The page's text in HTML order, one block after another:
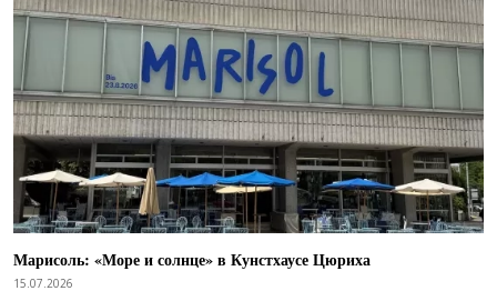
Марисоль: «Море и солнце» в Кунстхаусе Цюриха
15.07.2026